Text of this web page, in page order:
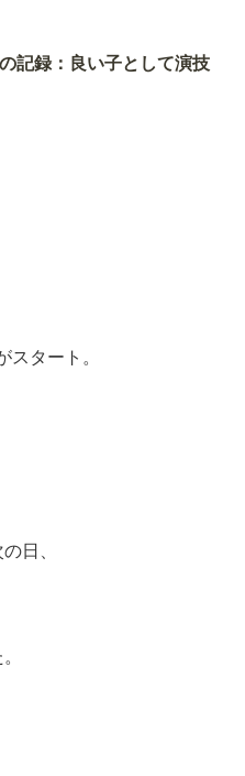
記録：良い子として演技
スタート。
日、